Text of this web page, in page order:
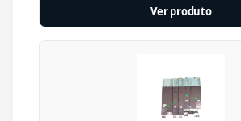
Ver produto